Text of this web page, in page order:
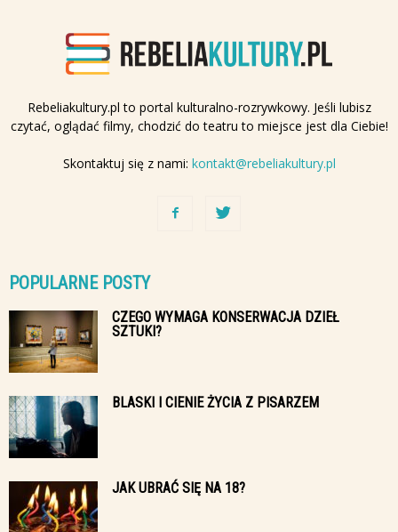
Rebeliakultury.pl to portal kulturalno-rozrywkowy. Jeśli lubisz
czytać, oglądać filmy, chodzić do teatru to miejsce jest dla Ciebie!
Skontaktuj się z nami: kontakt@rebeliakultury.pl
POPULARNE POSTY
CZEGO WYMAGA KONSERWACJA DZIEŁ
SZTUKI?
BLASKI I CIENIE ŻYCIA Z PISARZEM
JAK UBRAĆ SIĘ NA 18?